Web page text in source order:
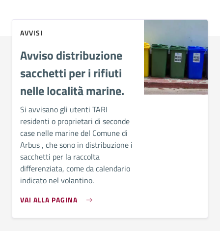
AVVISI
Avviso distribuzione
sacchetti per i rifiuti
nelle località marine.
Si avvisano gli utenti TARI
residenti o proprietari di seconde
case nelle marine del Comune di
Arbus , che sono in distribuzione i
sacchetti per la raccolta
differenziata, come da calendario
indicato nel volantino.
VAI ALLA PAGINA